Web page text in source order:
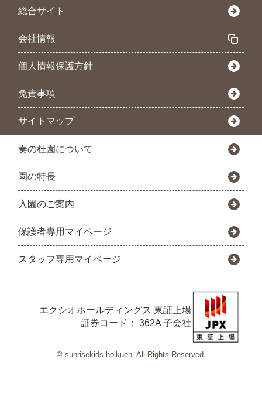
総合サイト
会社情報
個人情報保護方針
免責事項
サイトマップ
奏の杜園について
園の特長
入園のご案内
保護者専用マイページ
スタッフ専用マイページ
エクシオホールディングス 東証上場
証券コード： 362A 子会社
© sunrisekids-hoikuen. All Rights Reserved.